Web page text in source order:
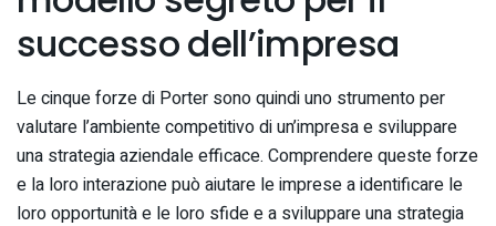
successo dell’impresa
Le cinque forze di Porter sono quindi uno strumento per
valutare l’ambiente competitivo di un’impresa e sviluppare
una strategia aziendale efficace. Comprendere queste forze
e la loro interazione può aiutare le imprese a identificare le
loro opportunità e le loro sfide e a sviluppare una strategia